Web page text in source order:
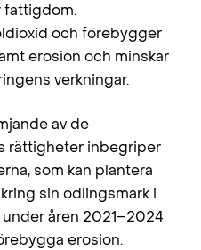
fattigdom.
och förebygger
erosion och minskar
verkningar.
av de
rättigheter inbegriper
som kan plantera
sin odlingsmark i
åren 2021–2024
erosion.